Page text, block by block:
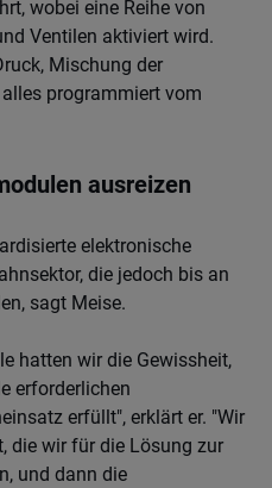
wobei eine Reihe von
Ventilen aktiviert wird.
Mischung der
programmiert vom
ausreizen
elektronische
die jedoch bis an
sagt Meise.
hatten wir die Gewissheit,
erforderlichen
erfüllt", erklärt er. "Wir
die wir für die Lösung zur
und dann die